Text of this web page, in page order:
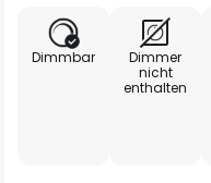
Dimmbar
Dimmer
nicht
enthalten